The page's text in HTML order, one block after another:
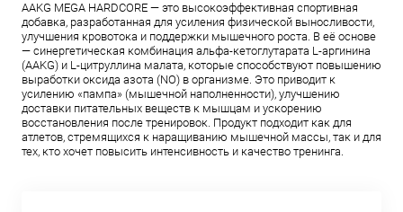
AAKG MEGA HARDCORE — это высокоэффективная спортивная
добавка, разработанная для усиления физической выносливости,
улучшения кровотока и поддержки мышечного роста. В её основе
— синергетическая комбинация альфа-кетоглутарата L-аргинина
(AAKG) и L-цитруллина малата, которые способствуют повышению
выработки оксида азота (NO) в организме. Это приводит к
усилению «пампа» (мышечной наполненности), улучшению
доставки питательных веществ к мышцам и ускорению
восстановления после тренировок. Продукт подходит как для
атлетов, стремящихся к наращиванию мышечной массы, так и для
тех, кто хочет повысить интенсивность и качество тренинга.